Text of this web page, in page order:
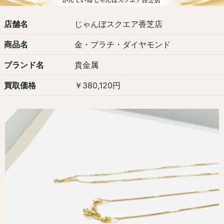
店舗名 じゃんぼスクエア香芝店
商品名 金・プラチ・ダイヤモンド
ブランド名 貴金属
買取価格 ￥380,120円